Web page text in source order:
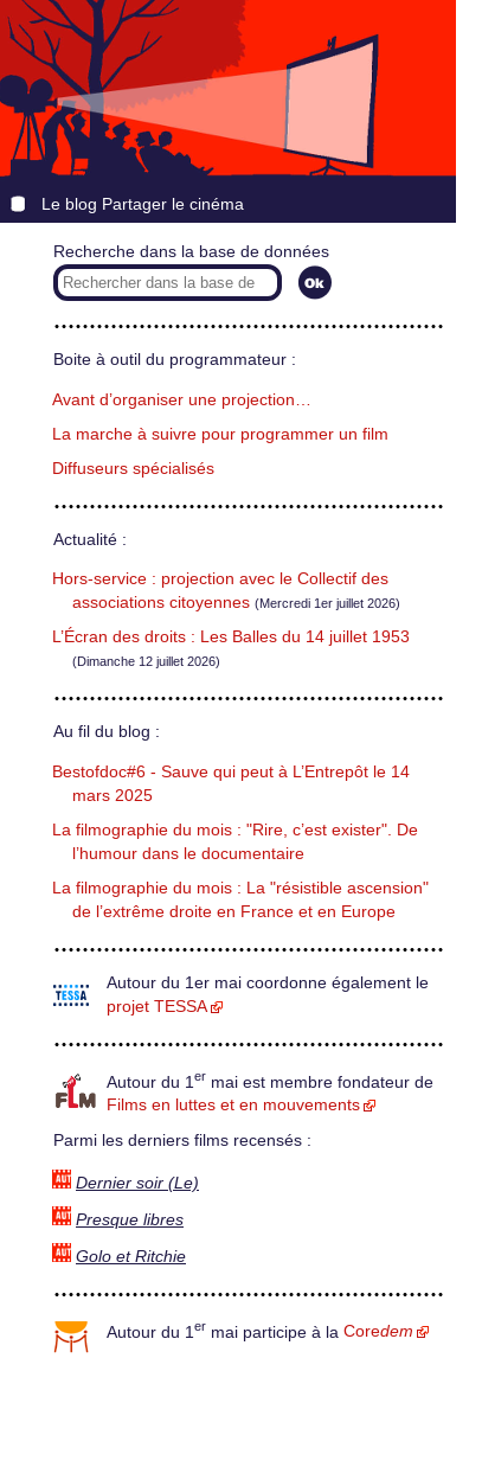
Le blog Partager le cinéma
Recherche dans la base de données
Boite à outil du programmateur :
Avant d’organiser une projection…
La marche à suivre pour programmer un film
Diffuseurs spécialisés
Actualité :
Hors-service : projection avec le Collectif des
associations citoyennes (Mercredi 1er juillet 2026)
L’Écran des droits : Les Balles du 14 juillet 1953
(Dimanche 12 juillet 2026)
Au fil du blog :
Bestofdoc#6 - Sauve qui peut à L’Entrepôt le 14
mars 2025
La filmographie du mois : "Rire, c’est exister". De
l’humour dans le documentaire
La filmographie du mois : La "résistible ascension"
de l’extrême droite en France et en Europe
Autour du 1er mai coordonne également le
projet TESSA
Autour du 1 er mai est membre fondateur de
Films en luttes et en mouvements
Parmi les derniers films recensés :
Dernier soir (Le)
Presque libres
Golo et Ritchie
Autour du 1 er mai participe à la Coredem